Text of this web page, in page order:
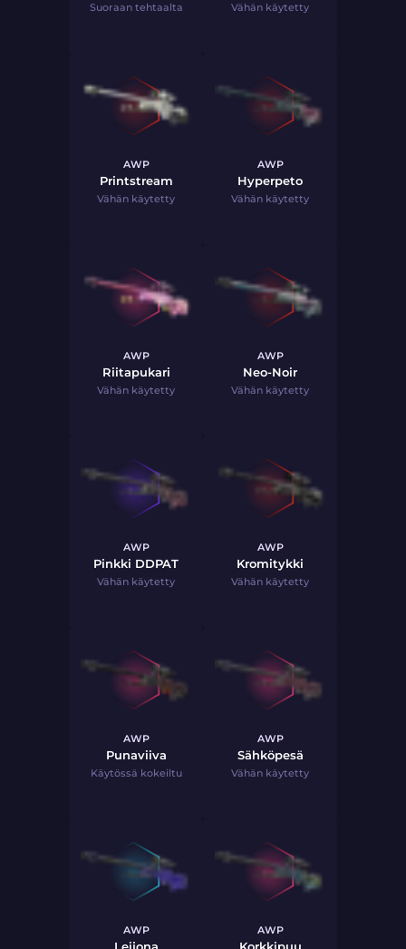
Suoraan tehtaalta Vähän käytetty
AWP
Printstream
Vähän käytetty
AWP
Hyperpeto
Vähän käytetty
AWP
Riitapukari
Vähän käytetty
AWP
Neo-Noir
Vähän käytetty
AWP
Pinkki DDPAT
Vähän käytetty
AWP
Kromitykki
Vähän käytetty
AWP
Punaviiva
Käytössä kokeiltu
AWP
Sähköpesä
Vähän käytetty
AWP AWP